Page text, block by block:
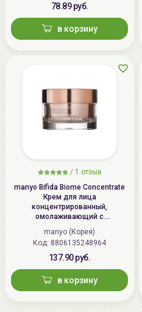
78.89 руб.
в корзину
/ 1 отзыв
manyo Bifida Biome Concentrate
Крем для лица
концентрированный,
омолаживающий с
бифидобактериями | 50мл |
Bifida Biome Concentrate Cream
manyo (Корея)
Код: 8806135248964
137.90 руб.
в корзину